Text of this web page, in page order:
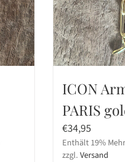
ICON
PARIS
€34,95
Enthält 19%
zzgl.Versand